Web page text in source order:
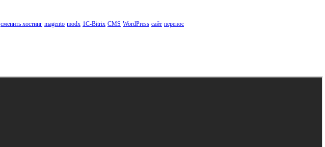
сменить хостинг magento modx 1C-Bitrix CMS WordPress сайт перенос